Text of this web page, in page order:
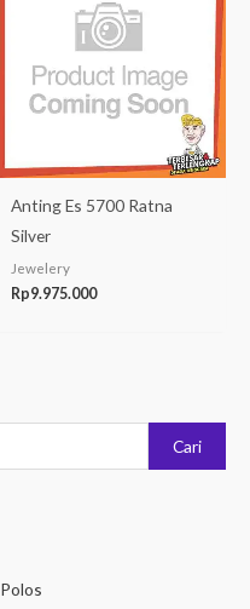
Cari
Anting Es 5700 Ratna
Silver
Jewelery
Rp9.975.000